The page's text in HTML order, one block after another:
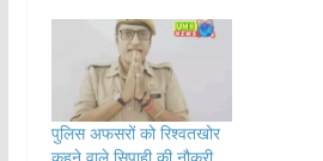
पुलिस अफसरों को रिश्वतखोर